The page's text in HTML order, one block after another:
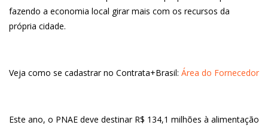
fazendo a economia local girar mais com os recursos da
própria cidade.
Veja como se cadastrar no Contrata+Brasil: Área do Fornecedor
Este ano, o PNAE deve destinar R$ 134,1 milhões à alimentação